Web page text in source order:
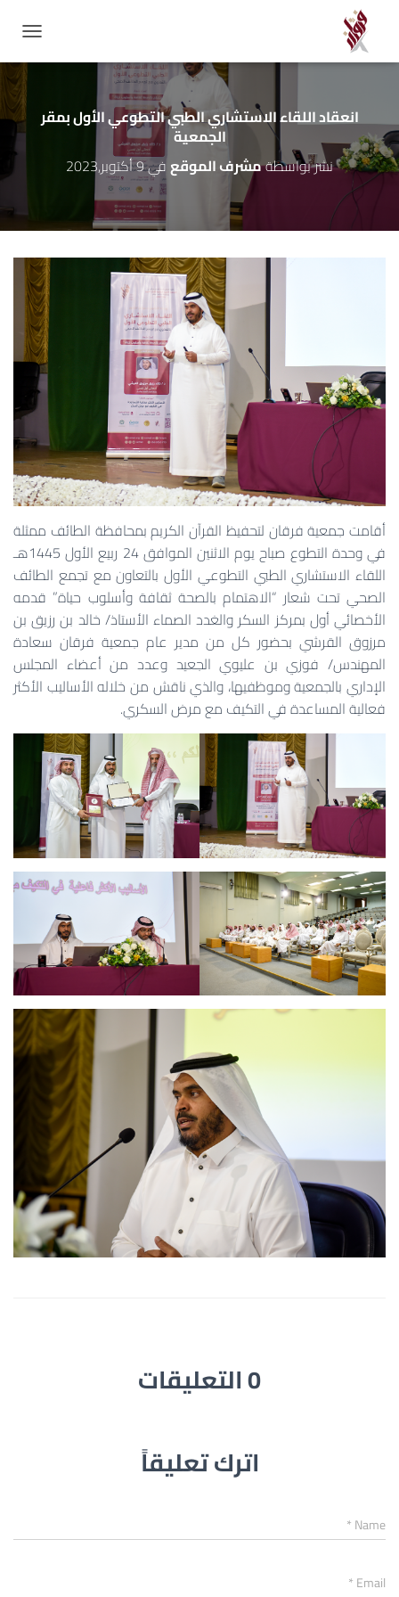
انعقاد اللقاء الاستشاري الطبي التطوعي الأول بمقر
الجمعية
نشر بواسطةمشرف الموقعفي9 أكتوبر,2023
أقامت جمعية فرقان لتحفيظ القرآن الكريم بمحافظة الطائف ممثلة
في وحدة التطوع صباح يوم الاثنين الموافق 24 ربيع الأول 1445هـ
اللقاء الاستشاري الطبي التطوعي الأول بالتعاون مع تجمع الطائف
الصحي تحت شعار “الاهتمام بالصحة ثقافة وأسلوب حياة” قدمه
الأخصائي أول بمركز السكر والغدد الصماء الأستاذ/ خالد بن رزيق بن
مرزوق القرشي بحضور كل من مدير عام جمعية فرقان سعادة
المهندس/ فوزي بن عليوي الجعيد وعدد من أعضاء المجلس
الإداري بالجمعية وموظفيها، والذي ناقش من خلاله الأساليب الأكثر
فعالية المساعدة في التكيف مع مرض السكري.
0 التعليقات
اترك تعليقاً
Name
*
Email
*